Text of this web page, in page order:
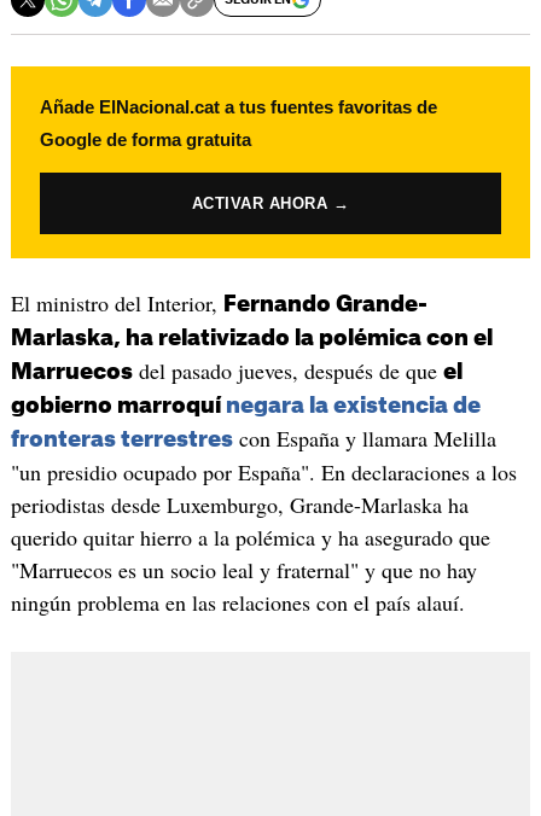
Añade ElNacional.cat a tus fuentes favoritas de
Google de forma gratuita
ACTIVAR AHORA →
El ministro del Interior, Fernando Grande-
Marlaska, ha relativizado la polémica con el
Marruecosdel pasado jueves, después de que el
gobierno marroquí negara la existencia de
fronteras terrestrescon España y llamara Melilla
"un presidio ocupado por España". En declaraciones a los
periodistas desde Luxemburgo, Grande-Marlaska ha
querido quitar hierro a la polémica y ha asegurado que
"Marruecos es un socio leal y fraternal" y que no hay
ningún problema en las relaciones con el país alauí.